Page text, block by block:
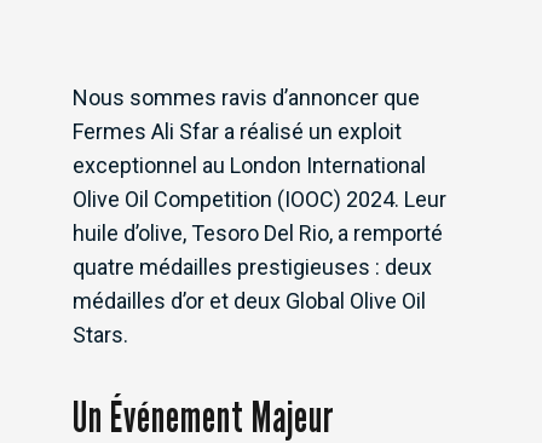
Nous sommes ravis d’annoncer que
Fermes Ali Sfar a réalisé un exploit
exceptionnel au London International
Olive Oil Competition (IOOC) 2024. Leur
huile d’olive, Tesoro Del Rio, a remporté
quatre médailles prestigieuses : deux
médailles d’or et deux Global Olive Oil
Stars.
Un Événement Majeur